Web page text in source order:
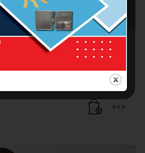
Μπουφάν Fleece